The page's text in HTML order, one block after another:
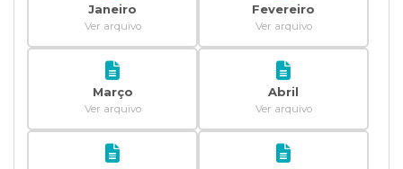
Janeiro
Ver arquivo
Fevereiro
Ver arquivo
Março
Ver arquivo
Abril
Ver arquivo